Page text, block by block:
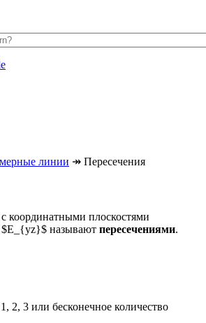
линии ↠ Пересечения
координатными плоскостями
называют пересечениями.
2, 3 или бесконечное количество